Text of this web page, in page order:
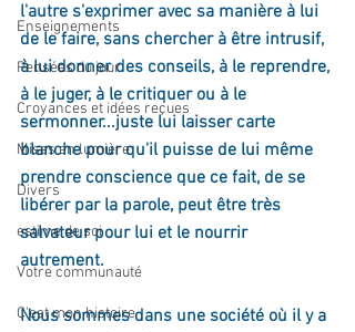
Enseignements
Pensées du jour
Croyances et idées reçues
Mises en lumière
Divers
estime de soi
Votre communauté
C'est mon histoire
l'autre s'exprimer avec sa manière à lui
de le faire, sans chercher à être intrusif,
à lui donner des conseils, à le reprendre,
à le juger, à le critiquer ou à le
sermonner...juste lui laisser carte
blanche pour qu'il puisse de lui même
prendre conscience que ce fait, de se
libérer par la parole, peut être très
salvateur pour lui et le nourrir
autrement.
Nous sommes dans une société où il y a